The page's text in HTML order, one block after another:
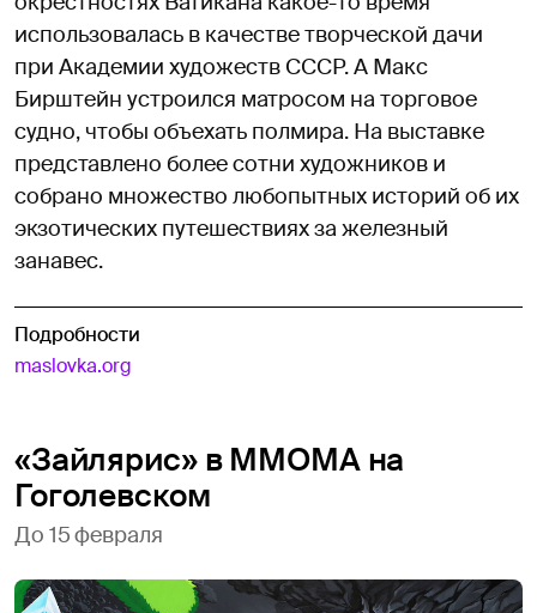
использовалась в качестве творческой дачи
при Академии художеств СССР. А Макс
Бирштейн устроился матросом на торговое
судно, чтобы объехать полмира. На выставке
представлено более сотни художников и
собрано множество любопытных историй об их
экзотических путешествиях за железный
занавес.
Подробности
maslovka.org
«Зайлярис» в ММОМА на
Гоголевском
До 15 февраля